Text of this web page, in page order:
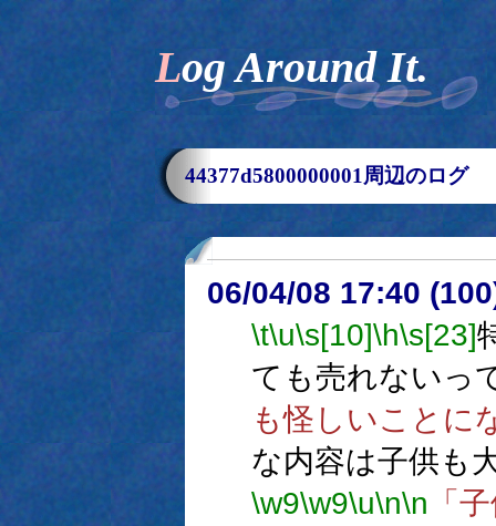
Log Around It.
44377d5800000001周辺のログ
06/04/08 17:40
\t\u\s[10]\h\s[23]
ても売れないっ
も怪しいことに
な内容は子供も
\w9\w9\u\n\n 「